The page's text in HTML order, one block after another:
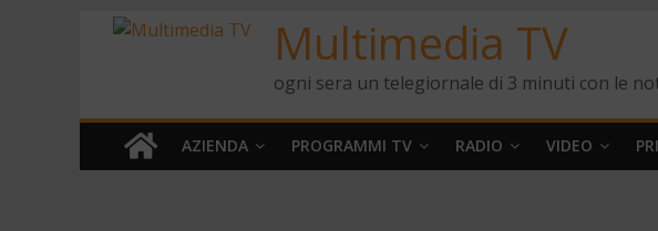
Multimedia TV
ogni sera un telegiornale di 3 minuti con le
AZIENDA PROGRAMMI TV RADIO VIDEO